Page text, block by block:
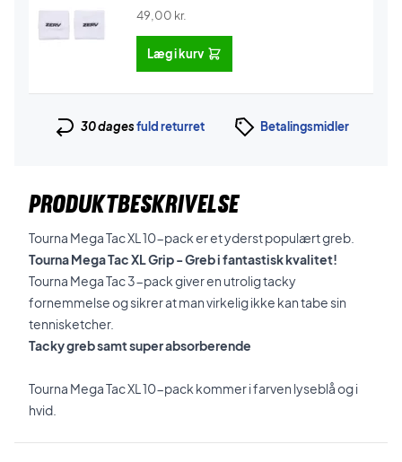
49,00 kr.
Læg i kurv
30 dagesfuld returret Betalingsmidler
PRODUKTBESKRIVELSE
Tourna Mega Tac XL 10-pack er et yderst populært greb.
Tourna Mega Tac XL Grip - Greb i fantastisk kvalitet!
Tourna Mega Tac 3-pack giver en utrolig tacky
fornemmelse og sikrer at man virkelig ikke kan tabe sin
tennisketcher.
Tacky greb samt super absorberende
Tourna Mega Tac XL 10-pack kommer i farven lyseblå og i
hvid.